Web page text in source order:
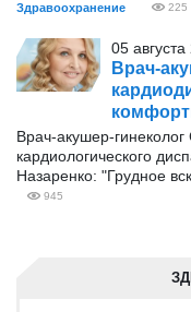
Здравоохранение 225
05
Врач-
Врач-акушер-гинеколог
кардиологического
Назаренко: "Грудное
945